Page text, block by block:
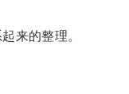
来的整理。